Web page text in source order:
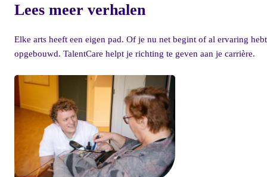
Lees meer verhalen
Elke arts heeft een eigen pad. Of je nu net begint of al ervaring hebt
opgebouwd. TalentCare helpt je richting te geven aan je carrière.